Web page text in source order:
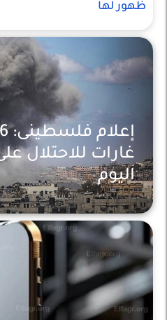
ظهور لها
اخبار عالمية
غارات للاحتلال
اليوم